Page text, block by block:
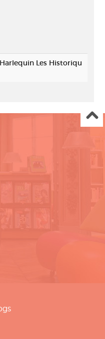
Les Historiqu